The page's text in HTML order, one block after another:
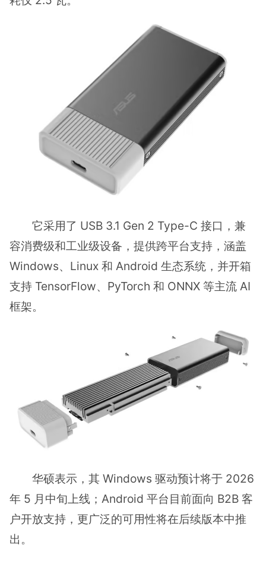
它采用了 USB 3.1 Gen 2 Type-C 接口，兼
容消费级和工业级设备，提供跨平台支持，涵盖
Windows、Linux 和 Android 生态系统，并开箱
支持 TensorFlow、PyTorch 和 ONNX 等主流 AI
框架。
华硕表示，其 Windows 驱动预计将于 2026
年 5 月中旬上线；Android 平台目前面向 B2B 客
户开放支持，更广泛的可用性将在后续版本中推
出。